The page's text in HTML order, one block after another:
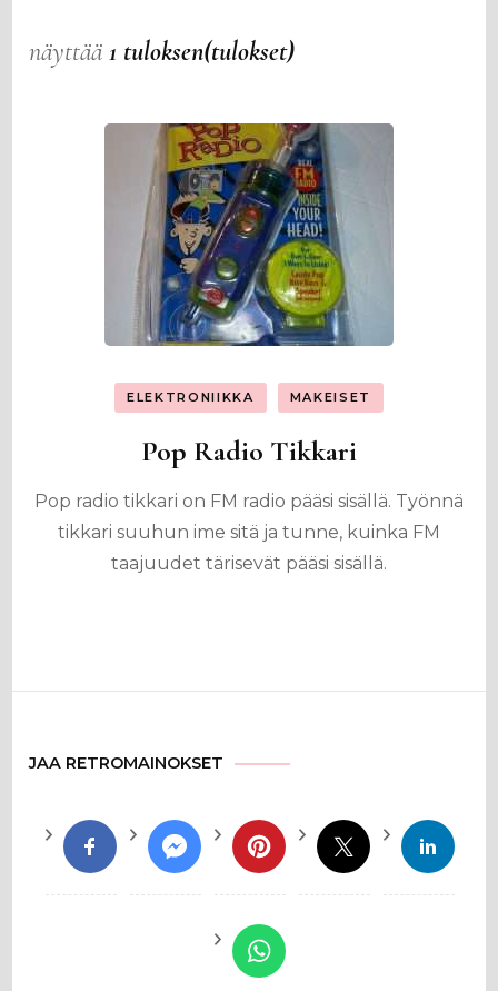
näyttää1 tuloksen(tulokset)
ELEKTRONIIKKA MAKEISET
Pop Radio Tikkari
Pop radio tikkari on FM radio pääsi sisällä. Työnnä
tikkari suuhun ime sitä ja tunne, kuinka FM
taajuudet tärisevät pääsi sisällä.
JAA RETROMAINOKSET